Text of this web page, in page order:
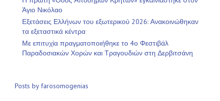
Άγιο Νικόλαο
Εξετάσεις Ελλήνων του εξωτερικού 2026: Ανακοινώθηκαν
τα εξεταστικά κέντρα
Με επιτυχία πραγματοποιήθηκε το 4ο Φεστιβάλ
Παραδοσιακών Χορών και Τραγουδιών στη Δερβιτσάνη
Posts by farosomogenias